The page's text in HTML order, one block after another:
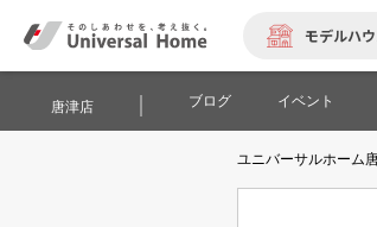
モデルハ
唐津店 ブログ イベント
ユニバーサルホーム